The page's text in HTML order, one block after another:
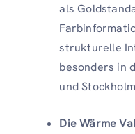
als
strukturelle
besonders in
und
Die Wärme